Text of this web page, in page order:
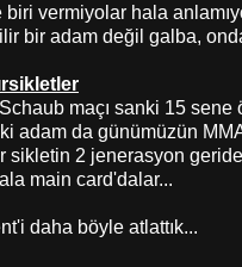
vermiyolar hala
bir adam değil galba,
maçı sanki 15 sene
adam da günümüzün
sikletin 2 jenerasyon
main card'dalar...
daha böyle atlattık...